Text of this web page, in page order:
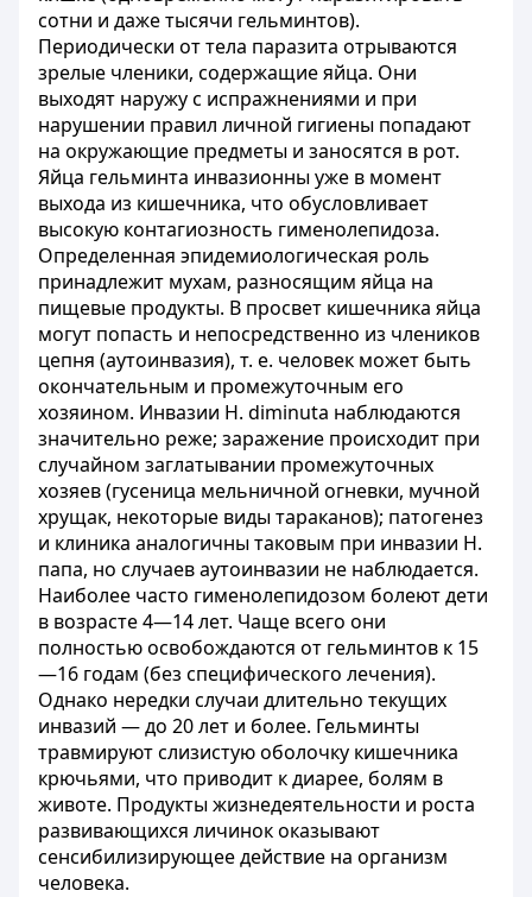
сотни и даже тысячи гельминтов).
Периодически от тела паразита отрываются
зрелые членики, содержащие яйца. Они
выходят наружу с испражнениями и при
нарушении правил личной гигиены попадают
на окружающие предметы и заносятся в рот.
Яйца гельминта инвазионны уже в момент
выхода из кишечника, что обусловливает
высокую контагиозность гименолепидоза.
Определенная эпидемиологическая роль
принадлежит мухам, разносящим яйца на
пищевые продукты. В просвет кишечника яйца
могут попасть и непосредственно из члеников
цепня (аутоинвазия), т. е. человек может быть
окончательным и промежуточным его
хозяином. Инвазии Н. diminuta наблюдаются
значительно реже; заражение происходит при
случайном заглатывании промежуточных
хозяев (гусеница мельничной огневки, мучной
хрущак, некоторые виды тараканов); патогенез
и клиника аналогичны таковым при инвазии Н.
папа, но случаев аутоинвазии не наблюдается.
Наиболее часто гименолепидозом болеют дети
в возрасте 4—14 лет. Чаще всего они
полностью освобождаются от гельминтов к 15
—16 годам (без специфического лечения).
Однако нередки случаи длительно текущих
инвазий — до 20 лет и более. Гельминты
травмируют слизистую оболочку кишечника
крючьями, что приводит к диарее, болям в
животе. Продукты жизнедеятельности и роста
развивающихся личинок оказывают
сенсибилизирующее действие на организм
человека.